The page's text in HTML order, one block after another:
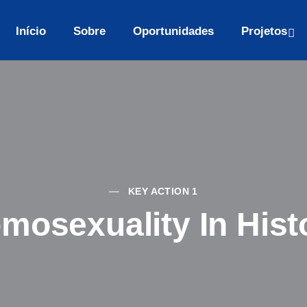
Início Sobre Oportunidades Projetos
KEY ACTION 1
In